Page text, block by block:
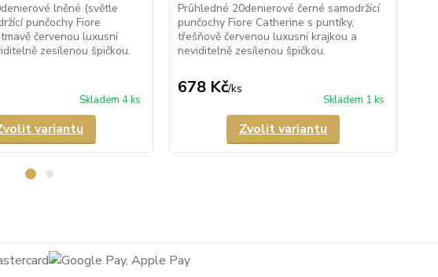
lněné (světle
punčochy Fiore
červenou luxusní
zesílenou špičkou.
Skladem 4 ks
variantu
Průhledné 20denierové černé samodržící
punčochy Fiore Catherine s puntíky,
třešňově červenou luxusní krajkou a
neviditelně zesílenou špičkou.
678 Kč/ks
Skladem 1 ks
Zvolit variantu